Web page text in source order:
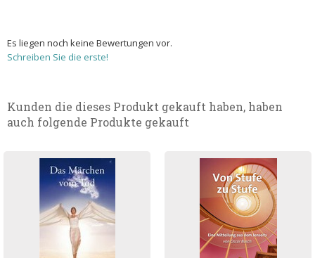
Es liegen noch keine Bewertungen vor.
Schreiben Sie die erste!
Kunden die dieses Produkt gekauft haben, haben
auch folgende Produkte gekauft